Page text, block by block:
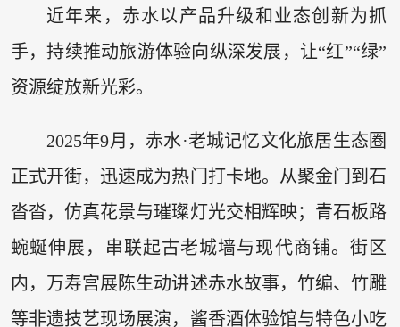
近年来，赤水以产品升级和业态创新为抓
手，持续推动旅游体验向纵深发展，让“红”“绿”
资源绽放新光彩。
2025年9月，赤水·老城记忆文化旅居生态圈
正式开街，迅速成为热门打卡地。从聚金门到石
沓沓，仿真花景与璀璨灯光交相辉映；青石板路
蜿蜒伸展，串联起古老城墙与现代商铺。街区
内，万寿宫展陈生动讲述赤水故事，竹编、竹雕
等非遗技艺现场展演，酱香酒体验馆与特色小吃